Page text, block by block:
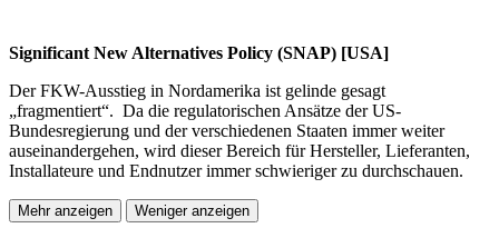
Significant New Alternatives Policy (SNAP) [USA]
Der FKW-Ausstieg in Nordamerika ist gelinde gesagt
„fragmentiert“. Da die regulatorischen Ansätze der US-
Bundesregierung und der verschiedenen Staaten immer weiter
auseinandergehen, wird dieser Bereich für Hersteller, Lieferanten,
Installateure und Endnutzer immer schwieriger zu durchschauen.
Mehr anzeigen Weniger anzeigen